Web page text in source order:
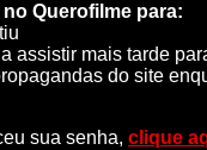
Querofilme para:
assistir mais tarde
do site
sua senha, clique